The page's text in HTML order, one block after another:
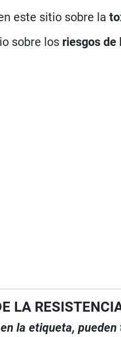
este sitio sobre la
sobre los riesgos
LA
la etiqueta,